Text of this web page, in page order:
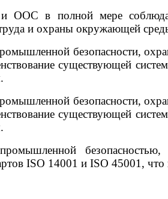
в полной мере соблюдает
и охраны окружающей
безопасности,
существующей
безопасности,
существующей
ISO 14001 и ISO 45001, что